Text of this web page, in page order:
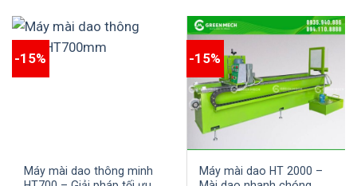
-15%
Máy mài dao thông minh
-15%
Máy mài dao HT 2000 –